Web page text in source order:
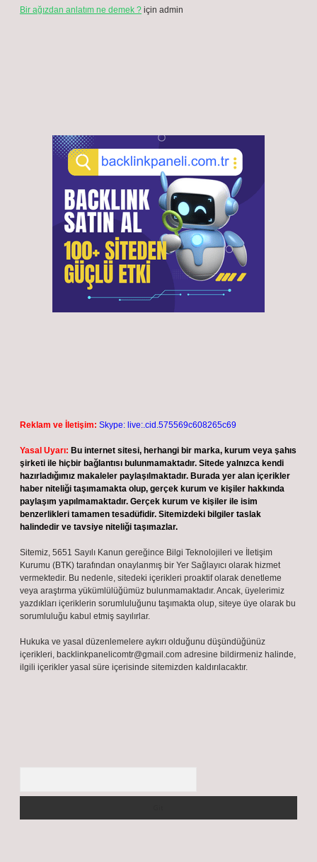
Bir ağızdan anlatım ne demek ? için admin
Reklam ve İletişim: Skype: live:.cid.575569c608265c69
Yasal Uyarı: Bu internet sitesi, herhangi bir marka, kurum veya şahıs
şirketi ile hiçbir bağlantısı bulunmamaktadır. Sitede yalnızca kendi
hazırladığımız makaleler paylaşılmaktadır. Burada yer alan içerikler
haber niteliği taşımamakta olup, gerçek kurum ve kişiler hakkında
paylaşım yapılmamaktadır. Gerçek kurum ve kişiler ile isim
benzerlikleri tamamen tesadüfidir. Sitemizdeki bilgiler taslak
halindedir ve tavsiye niteliği taşımazlar.
Sitemiz, 5651 Sayılı Kanun gereğince Bilgi Teknolojileri ve İletişim
Kurumu (BTK) tarafından onaylanmış bir Yer Sağlayıcı olarak hizmet
vermektedir. Bu nedenle, sitedeki içerikleri proaktif olarak denetleme
veya araştırma yükümlülüğümüz bulunmamaktadır. Ancak, üyelerimiz
yazdıkları içeriklerin sorumluluğunu taşımakta olup, siteye üye olarak bu
sorumluluğu kabul etmiş sayılırlar.
Hukuka ve yasal düzenlemelere aykırı olduğunu düşündüğünüz
içerikleri, backlinkpanelicomtr@gmail.com adresine bildirmeniz halinde,
ilgili içerikler yasal süre içerisinde sitemizden kaldırılacaktır.